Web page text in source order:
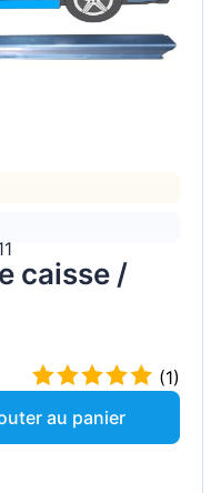
caisse /
(1)
au panier